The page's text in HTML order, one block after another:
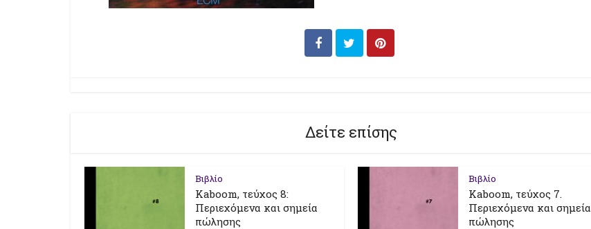
Δείτε επίσης
Βιβλίο
Kaboom, τεύχος 8:
Περιεχόμενα και σημεία
πώλησης
Βιβλίο
Kaboom, τεύχος 7.
Περιεχόμενα και σημεία
πώλησης